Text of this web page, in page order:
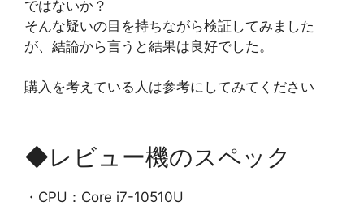
ではないか？
そんな疑いの目を持ちながら検証してみました
が、結論から言うと結果は良好でした。
購入を考えている人は参考にしてみてください
◆レビュー機のスペック
・CPU：Core i7-10510U